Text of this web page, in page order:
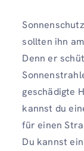
sollten ihn
Denn er
geschädigte
kannst du
für einen
Du kannst